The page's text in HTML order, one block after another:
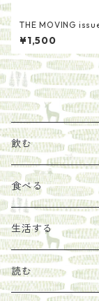
THE MOVING
ductionセット
¥1,500
飲む
お茶
エキス
珈琲豆
食べる
ジャム
うめぼし
生活する
エコラップ
読む